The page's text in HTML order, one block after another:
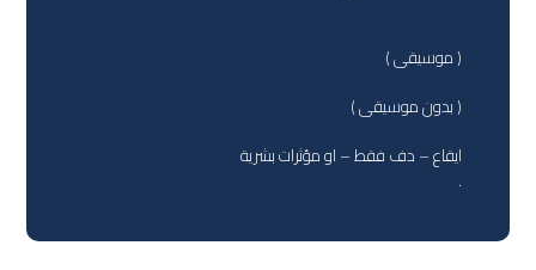
( موسيقى )
( بدون موسيقى )
ايقاع – دف فقط – او مؤثرات بشرية
.